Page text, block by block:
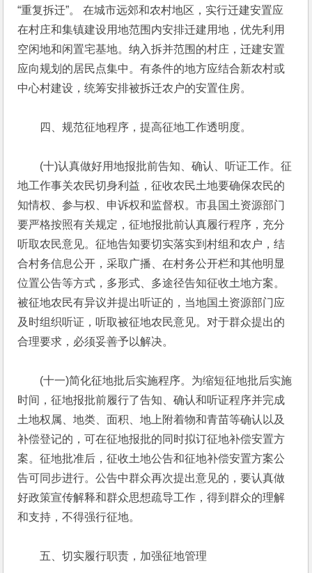
“重复拆迁”。 在城市远郊和农村地区，实行迁建安置应
在村庄和集镇建设用地范围内安排迁建用地，优先利用
空闲地和闲置宅基地。纳入拆并范围的村庄，迁建安置
应向规划的居民点集中。有条件的地方应结合新农村或
中心村建设，统筹安排被拆迁农户的安置住房。
四、规范征地程序，提高征地工作透明度。
(十)认真做好用地报批前告知、确认、听证工作。征
地工作事关农民切身利益，征收农民土地要确保农民的
知情权、参与权、申诉权和监督权。市县国土资源部门
要严格按照有关规定，征地报批前认真履行程序，充分
听取农民意见。征地告知要切实落实到村组和农户，结
合村务信息公开，采取广播、在村务公开栏和其他明显
位置公告等方式，多形式、多途径告知征收土地方案。
被征地农民有异议并提出听证的，当地国土资源部门应
及时组织听证，听取被征地农民意见。对于群众提出的
合理要求，必须妥善予以解决。
(十一)简化征地批后实施程序。为缩短征地批后实施
时间，征地报批前履行了告知、确认和听证程序并完成
土地权属、地类、面积、地上附着物和青苗等确认以及
补偿登记的，可在征地报批的同时拟订征地补偿安置方
案。征地批准后，征收土地公告和征地补偿安置方案公
告可同步进行。公告中群众再次提出意见的，要认真做
好政策宣传解释和群众思想疏导工作，得到群众的理解
和支持，不得强行征地。
五、切实履行职责，加强征地管理